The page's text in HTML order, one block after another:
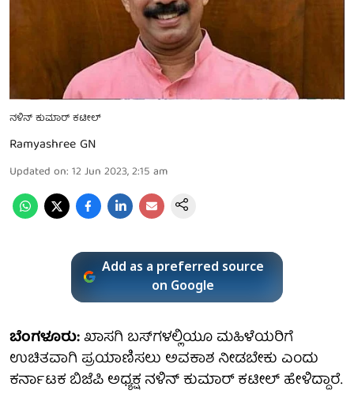
ನಳಿನ್ ಕುಮಾರ್ ಕಟೀಲ್
Ramyashree GN
Updated on: 12 Jun 2023, 2:15 am
Add as a preferred source
on Google
ಬೆಂಗಳೂರು:ಖಾಸಗಿ ಬಸ್‌ಗಳಲ್ಲಿಯೂ ಮಹಿಳೆಯರಿಗೆ
ಉಚಿತವಾಗಿ ಪ್ರಯಾಣಿಸಲು ಅವಕಾಶ ನೀಡಬೇಕು ಎಂದು
ಕರ್ನಾಟಕ ಬಿಜೆಪಿ ಅಧ್ಯಕ್ಷ ನಳಿನ್ ಕುಮಾರ್ ಕಟೀಲ್ ಹೇಳಿದ್ದಾರೆ.